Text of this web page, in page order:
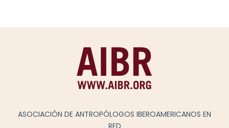
ASOCIACIÓN DE ANTROPÓLOGOS IBEROAMERICANOS EN